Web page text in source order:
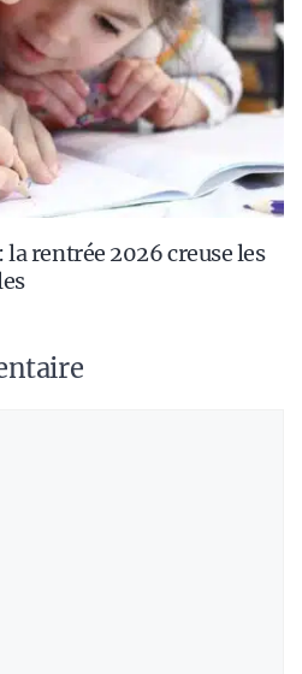
rentrée 2026 creuse les